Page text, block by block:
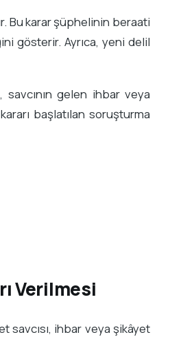
Bu karar şüphelinin beraati
gösterir. Ayrıca, yeni delil
savcının gelen ihbar veya
başlatılan soruşturma
Verilmesi
savcısı, ihbar veya şikâyet